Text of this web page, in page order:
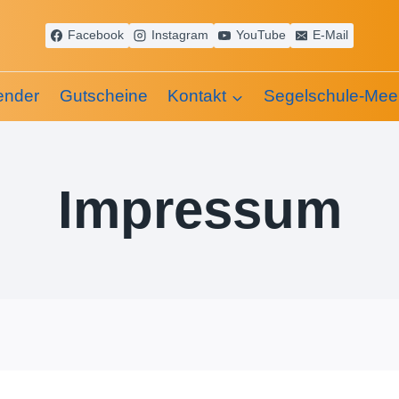
Facebook Instagram YouTube E-Mail
Gutscheine Kontakt Segelschule-
Impressum